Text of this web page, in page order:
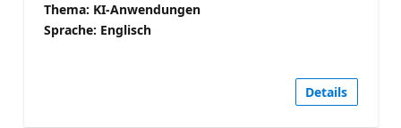
Thema: KI-Anwendungen
Sprache: Englisch
Details